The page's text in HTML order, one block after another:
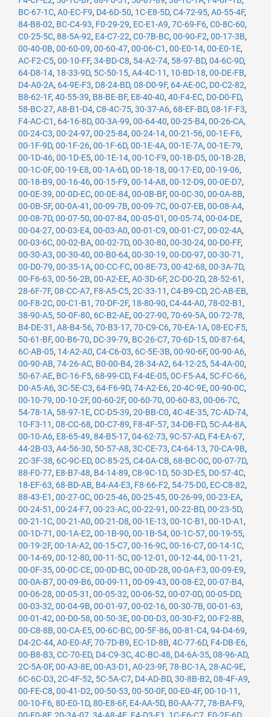
BC-67-1C, A0-EC-F9, D4-6D-50, 1C-E8-5D, C4-72-95, A0-55-4F,
84-B8-02, BC-C4-93, F0-29-29, EC-E1-A9, 7C-69-F6, C0-8C-60,
C0-25-5C, 88-5A-92, E4-C7-22, C0-7B-BC, 00-90-F2, 00-17-3B,
00-40-0B, 00-60-09, 00-60-47, 00-06-C1 , 00-E0-14, 00-E0-1E,
AC-F2-C5, 00-10-FF, 34-BD-C8, 54-A2-74, 58-97-BD, 04-6C-9D,
64-D8-14, 18-33-9D, 5C-50-15, A4-4C-11 , 10-BD-18, 00-DE-FB,
D4-A0-2A, 64-9E-F3, D8-24-BD, 08-D0-9F, 64-AE-0C, D0-C2-82,
B8-62-1F, 40-55-39, B8-BE-BF, E8-40-40, 40-F4-EC, D0-D0-FD,
58-BC-27, A8-B1-D4, C8-4C-75, 30-37-A6, 68-EF-BD, 08-1F-F3,
F4-AC-C1 , 64-16-8D, 00-3A-99, 00-64-40, 00-25-B4, 00-26-CA,
00-24-C3, 00-24-97, 00-25-84, 00-24-14, 00-21-56, 00-1E-F6,
00-1F-9D, 00-1F-26, 00-1F-6D, 00-1E-4A, 00-1E-7A, 00-1E-79,
00-1D-46, 00-1D-E5, 00-1E-14, 00-1C-F9, 00-1B-D5, 00-1B-2B,
00-1C-0F, 00-19-E8, 00-1A-6D, 00-18-18, 00-17-E0, 00-19-06,
00-18-B9, 00-16-46, 00-15-F9, 00-14-A8, 00-12-D9, 00-0E-D7,
00-0E-39, 00-0D-EC, 00-0E-84, 00-0B-BF, 00-0C-30, 00-0A-8B,
00-0B-5F, 00-0A-41 , 00-09-7B, 00-09-7C, 00-07-EB, 00-08-A4,
00-08-7D, 00-07-50, 00-07-84, 00-05-01 , 00-05-74, 00-04-DE,
00-04-27, 00-03-E4, 00-03-A0, 00-01-C9, 00-01-C7, 00-02-4A,
00-03-6C, 00-02-BA, 00-02-7D, 00-30-80, 00-30-24, 00-D0-FF,
00-30-A3, 00-30-40, 00-B0-64, 00-30-19, 00-D0-97, 00-30-71 ,
00-D0-79, 00-35-1A, 00-CC-FC, 00-8E-73, 00-42-68, 00-3A-7D,
00-F6-63, 00-56-2B, 00-A2-EE, A0-3D-6F, 2C-D0-2D, 28-52-61 ,
28-6F-7F, 08-CC-A7, F8-A5-C5, 2C-33-11 , C4-B9-CD, 2C-AB-EB,
00-F8-2C, 00-C1-B1 , 70-DF-2F, 18-80-90, C4-44-A0, 78-02-B1 ,
38-90-A5, 50-0F-80, 6C-B2-AE, 00-27-90, 70-69-5A, 00-72-78,
B4-DE-31 , A8-B4-56, 70-B3-17, 70-C9-C6, 70-EA-1A, 08-EC-F5,
50-61-BF, 00-B6-70, DC-39-79, BC-26-C7, 70-6D-15, 00-87-64,
6C-AB-05, 14-A2-A0, C4-C6-03, 6C-5E-3B, 00-90-6F, 00-90-A6,
00-90-AB, 74-26-AC, B0-00-B4, 28-34-A2, 64-12-25, 54-4A-00,
50-67-AE, BC-16-F5, 68-99-CD, F4-4E-05, 0C-F5-A4, 5C-FC-66,
D0-A5-A6, 3C-5E-C3, 64-F6-9D, 74-A2-E6, 20-4C-9E, 00-90-0C,
00-10-79, 00-10-2F, 00-60-2F, 00-60-70, 00-60-83, 00-06-7C,
54-78-1A, 58-97-1E, CC-D5-39, 20-BB-C0, 4C-4E-35, 7C-AD-74,
10-F3-11 , 08-CC-68, D0-C7-89, F8-4F-57, 34-DB-FD, 5C-A4-8A,
00-10-A6, E8-65-49, 84-B5-17, 04-62-73, 9C-57-AD, F4-EA-67,
44-2B-03, A4-56-30, 50-57-A8, 3C-CE-73, C4-64-13, 70-CA-9B,
2C-3F-38, 6C-9C-ED, 0C-85-25, C4-0A-CB, 68-BC-0C, 00-07-7D,
88-F0-77, E8-B7-48, B4-14-89, C8-9C-1D, 50-3D-E5, D0-57-4C,
18-EF-63, 68-BD-AB, B4-A4-E3, F8-66-F2, 54-75-D0, EC-C8-82,
88-43-E1 , 00-27-0C, 00-25-46, 00-25-45, 00-26-99, 00-23-EA,
00-24-51 , 00-24-F7, 00-23-AC, 00-22-91 , 00-22-BD, 00-23-5D,
00-21-1C, 00-21-A0, 00-21-D8, 00-1E-13, 00-1C-B1 , 00-1D-A1 ,
00-1D-71 , 00-1A-E2, 00-1B-90, 00-1B-54, 00-1C-57, 00-19-55,
00-19-2F, 00-1A-A2, 00-15-C7, 00-16-9C, 00-16-C7, 00-14-1C,
00-14-69, 00-12-80, 00-11-5C, 00-12-01 , 00-12-44, 00-11-21 ,
00-0F-35, 00-0C-CE, 00-0D-BC, 00-0D-28, 00-0A-F3, 00-09-E9,
00-0A-B7, 00-09-B6, 00-09-11 , 00-09-43, 00-08-E2, 00-07-B4,
00-06-28, 00-05-31 , 00-05-32, 00-06-52, 00-07-0D, 00-05-DD,
00-03-32, 00-04-9B, 00-01-97, 00-02-16, 00-30-7B, 00-01-63,
00-01-42, 00-D0-58, 00-50-3E, 00-D0-D3, 00-30-F2, 00-F2-8B,
00-C8-8B, 00-CA-E5, 00-6C-BC, 00-5F-86, 00-81-C4, 94-D4-69,
D4-2C-44, A0-E0-AF, 70-7D-B9, EC-1D-8B, 4C-77-6D, F4-DB-E6,
00-B8-B3, CC-70-ED, D4-C9-3C, 4C-BC-48, D4-6A-35, 08-96-AD,
2C-5A-0F, 00-A3-8E, 00-A3-D1 , A0-23-9F, 78-BC-1A, 28-AC-9E,
6C-6C-D3, 2C-4F-52, 5C-5A-C7, D4-AD-BD, 30-8B-B2, 08-4F-A9,
00-FE-C8, 00-41-D2, 00-50-53, 00-50-0F, 00-E0-4F, 00-10-11 ,
00-10-F6, 80-E0-1D, 80-E8-6F, E4-AA-5D, B0-AA-77, 78-BA-F9,